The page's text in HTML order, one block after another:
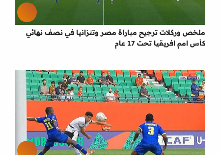
ملخص وركلات ترجيح مباراة مصر وتنزانيا في نصف نهائي
كأس امم افريقيا تحت 17 عام